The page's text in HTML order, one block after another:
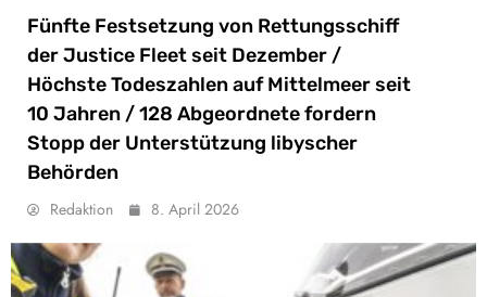
Fünfte Festsetzung von Rettungsschiff
der Justice Fleet seit Dezember /
Höchste Todeszahlen auf Mittelmeer seit
10 Jahren / 128 Abgeordnete fordern
Stopp der Unterstützung libyscher
Behörden
Redaktion 8. April 2026